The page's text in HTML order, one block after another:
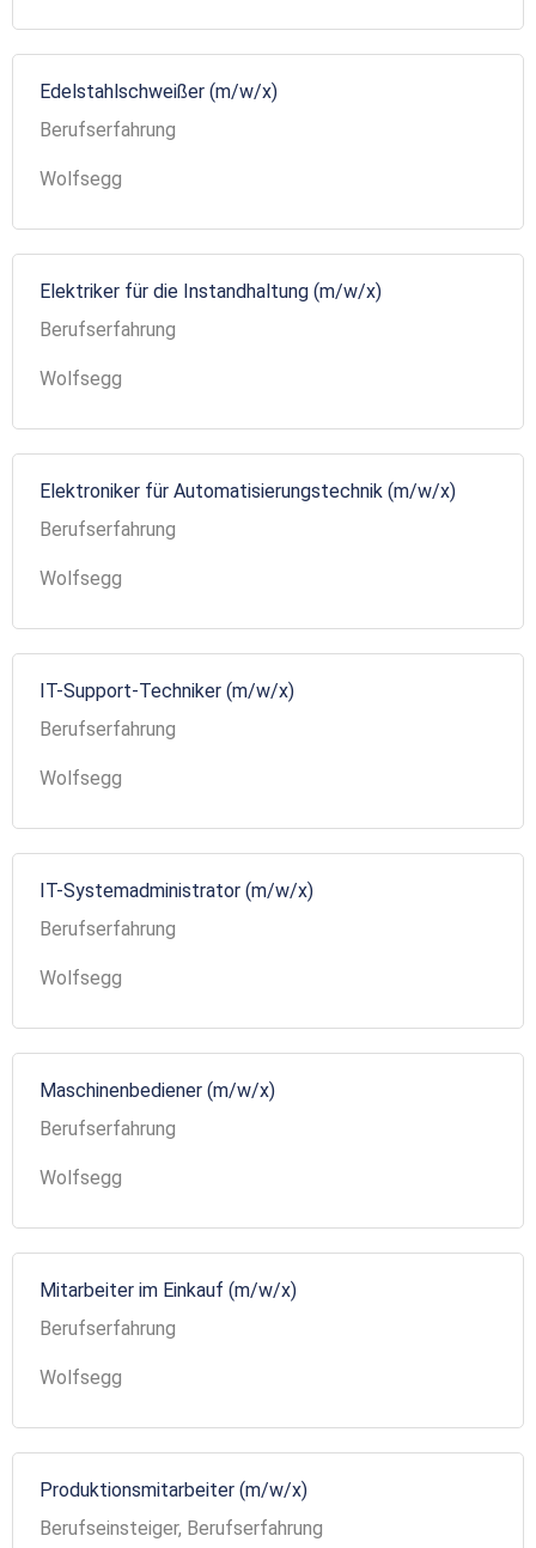
Edelstahlschweißer (m/w/x)
Berufserfahrung
Wolfsegg
Elektriker für die Instandhaltung (m/w/x)
Berufserfahrung
Wolfsegg
Elektroniker für Automatisierungstechnik (m/w/x)
Berufserfahrung
Wolfsegg
IT-Support-Techniker (m/w/x)
Berufserfahrung
Wolfsegg
IT-Systemadministrator (m/w/x)
Berufserfahrung
Wolfsegg
Maschinenbediener (m/w/x)
Berufserfahrung
Wolfsegg
Mitarbeiter im Einkauf (m/w/x)
Berufserfahrung
Wolfsegg
Produktionsmitarbeiter (m/w/x)
Berufseinsteiger, Berufserfahrung